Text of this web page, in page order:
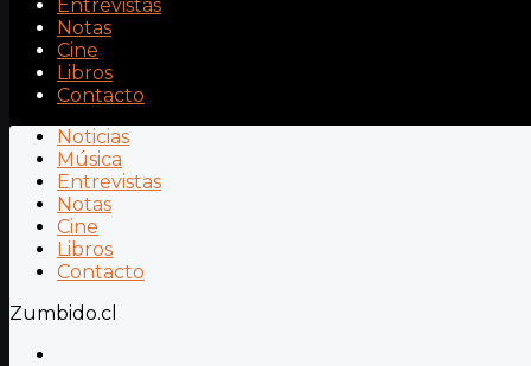
Entrevistas
Notas
Cine
Libros
Contacto
Noticias
Música
Entrevistas
Notas
Cine
Libros
Contacto
Zumbido.cl